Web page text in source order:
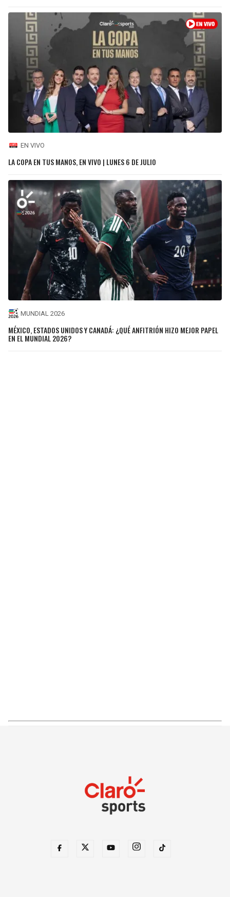
EN VIVO
LA COPA EN TUS MANOS, EN VIVO | LUNES 6 DE JULIO
MUNDIAL 2026
MÉXICO, ESTADOS UNIDOS Y CANADÁ: ¿QUÉ ANFITRIÓN HIZO MEJOR PAPEL
EN EL MUNDIAL 2026?